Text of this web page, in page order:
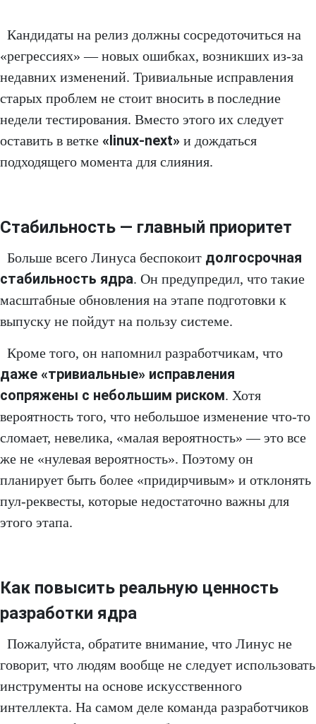
Кандидаты на релиз должны сосредоточиться на
«регрессиях» — новых ошибках, возникших из-за
недавних изменений. Тривиальные исправления
старых проблем не стоит вносить в последние
недели тестирования. Вместо этого их следует
оставить в ветке «linux-next» и дождаться
подходящего момента для слияния.
Стабильность — главный приоритет
Больше всего Линуса беспокоит долгосрочная
стабильность ядра. Он предупредил, что такие
масштабные обновления на этапе подготовки к
выпуску не пойдут на пользу системе.
Кроме того, он напомнил разработчикам, что
даже «тривиальные» исправления
сопряжены с небольшим риском. Хотя
вероятность того, что небольшое изменение что-то
сломает, невелика, «малая вероятность» — это все
же не «нулевая вероятность». Поэтому он
планирует быть более «придирчивым» и отклонять
пул-реквесты, которые недостаточно важны для
этого этапа.
Как повысить реальную ценность
разработки ядра
Пожалуйста, обратите внимание, что Линус не
говорит, что людям вообще не следует использовать
инструменты на основе искусственного
интеллекта. На самом деле команда разработчиков